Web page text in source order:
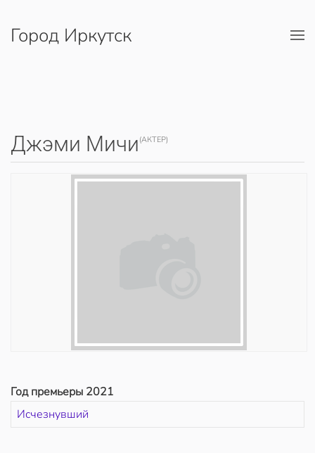
Перейти к содержимому
Город Иркутск
Джэми Мичи (АКТЕР)
Год премьеры 2021
Исчезнувший